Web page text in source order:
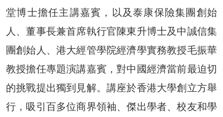
堂博士擔任主講嘉賓，以及泰康保險集團創始
人、董事長兼首席執行官陳東升博士及中誠信集
團創始人、港大經管學院經濟學實務教授毛振華
教授擔任專題演講嘉賓，對中國經濟當前最迫切
的挑戰提出獨到見解。講座於香港大學創立方舉
行，吸引百多位商界領袖、傑出學者、校友和學